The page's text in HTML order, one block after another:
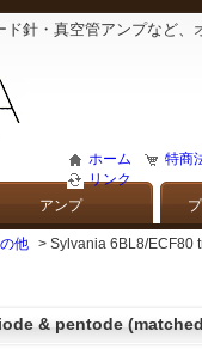
針・真空管アンプなど
ホーム
特商
リンク
アンプ
他
> Sylvania 6BL8/ECF80
& pentode